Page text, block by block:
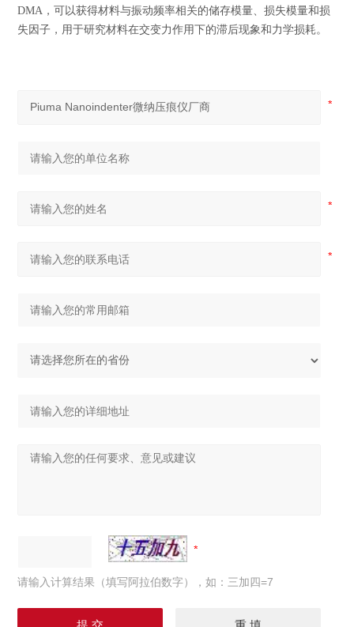
DMA，可以获得材料与振动频率相关的储存模量、损失模量和损
失因子，用于研究材料在交变力作用下的滞后现象和力学损耗。
请输入计算结果（填写阿拉伯数字），如：三加四=7